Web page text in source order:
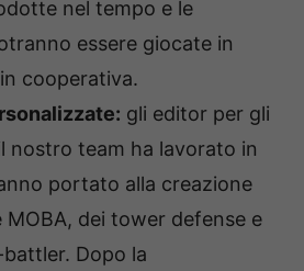
nel tempo e le
essere giocate in
cooperativa.
gli editor per gli
nostro team ha lavorato in
portato alla creazione
MOBA, dei tower defense e
Dopo la